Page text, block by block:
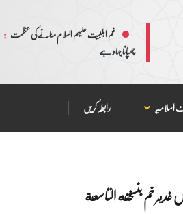
غم اہلبیت علیہم السلام منانے کی عظمت :
چھپانا جہاد ہے
اسلامیہ رابطہ کریں
خم بنسخته التاسعة